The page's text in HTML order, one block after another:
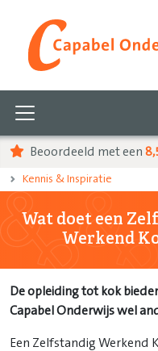
Beoordeeld met een
Kennis & Inspiratie
Wat doet een
Werkend
De opleiding tot kok
Capabel Onderwijs wel
Een Zelfstandig Werkend